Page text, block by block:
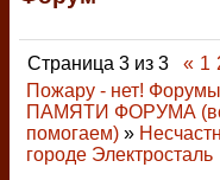
Страница 3 из 3 « 1
Пожару - нет!
ПАМЯТИ ФОРУМА
помогаем) »
городе Электросталь